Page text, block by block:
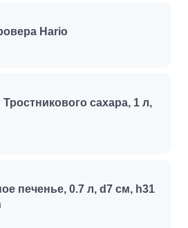
Hario
сахара, 1 л,
печенье, 0.7 л, d7 см, h31